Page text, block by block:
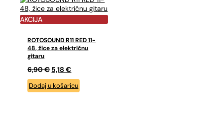
AKCIJA
ROTOSOUND R11 RED 11-
48, žice za električnu
gitaru
6,90€Izvorna
cijena
bila
5,18€Trenutna
cijena
je:
Dodaj u košaricu